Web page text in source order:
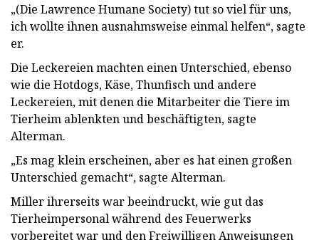
„(Die Lawrence Humane Society) tut so viel für uns,
ich wollte ihnen ausnahmsweise einmal helfen“, sagte
er.
Die Leckereien machten einen Unterschied, ebenso
wie die Hotdogs, Käse, Thunfisch und andere
Leckereien, mit denen die Mitarbeiter die Tiere im
Tierheim ablenkten und beschäftigten, sagte
Alterman.
„Es mag klein erscheinen, aber es hat einen großen
Unterschied gemacht“, sagte Alterman.
Miller ihrerseits war beeindruckt, wie gut das
Tierheimpersonal während des Feuerwerks
vorbereitet war und den Freiwilligen Anweisungen